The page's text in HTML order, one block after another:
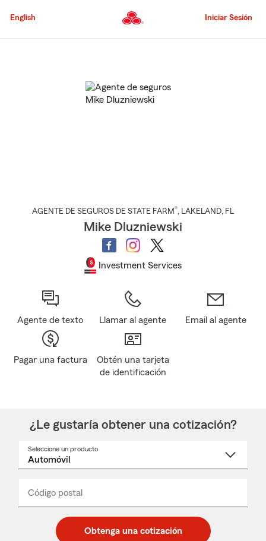
al
principal
English Iniciar Sesión
AGENTE DE SEGUROS DE STATE FARM®, LAKELAND, FL
Mike Dluzniewski
Investment Services
Agente de texto Llamar al agente Email al agente
Pagar una factura
Obtén una tarjeta
de identificación
¿Le gustaría obtener una cotización?
Seleccione un producto
desplegable
Código postal
de
de
_____
Obtenga una cotización